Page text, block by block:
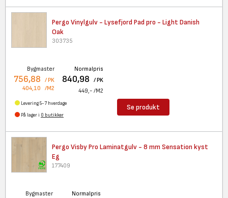
Pergo Vinylgulv - Lysefjord Pad pro - Light Danish
Oak
303735
Bygmaster
756,88 / PK
404,10 /M2
Normalpris
840,98 / PK
449,- /M2
Levering 5-7 hverdage
På lager i 0 butikker
Se produkt
Pergo Visby Pro Laminatgulv - 8 mm Sensation kyst
Eg
177409
Bygmaster Normalpris